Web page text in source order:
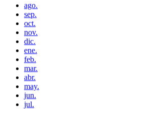
ago.
sep.
oct.
nov.
dic.
ene.
feb.
mar.
abr.
may.
jun.
jul.